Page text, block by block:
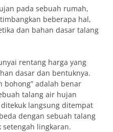
pada sebuah rumah,
beberapa hal,
dan bahan dasar talang
rentang harga yang
dasar dan bentuknya.
bohong” adalah benar
talang air hujan
langsung ditempat
dengan sebuah talang
lingkaran.